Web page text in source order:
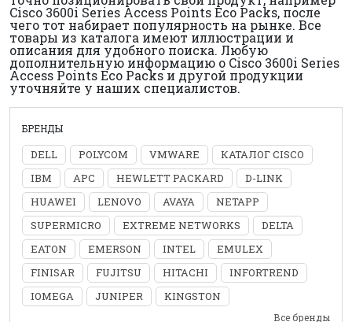
Cisco 3600i Series Access Points Eco Packs, после
чего тот набирает популярность на рынке. Все
товары из каталога имеют иллюстрации и
описания для удобного поиска. Любую
дополнительную информацию о Cisco 3600i Series
Access Points Eco Packs и другой продукции
уточняйте у наших специалистов.
БРЕНДЫ
DELL POLYCOM VMWARE
КАТАЛОГ CISCO
IBM
APC HEWLETT PACKARD
D-LINK
HUAWEI
LENOVO AVAYA
NETAPP
SUPERMICRO
EXTREME NETWORKS
DELTA
EATON
EMERSON INTEL
EMULEX
FINISAR
FUJITSU HITACHI
INFORTREND
IOMEGA
JUNIPER KINGSTON
Все бренды